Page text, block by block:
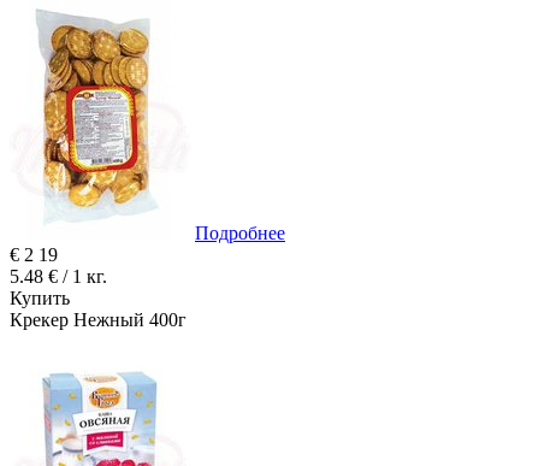
Подробнее
€ 2 19
5.48 € / 1 кг.
Купить
Крекер Нежный 400г